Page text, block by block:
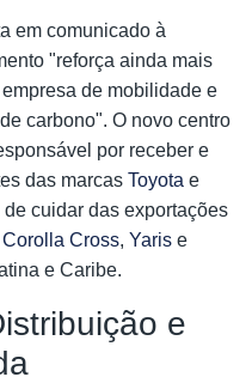
em comunicado à
"reforça ainda mais
de mobilidade e
carbono". O novo centro
por receber e
das marcas Toyota e
cuidar das exportações
Corolla Cross, Yaris e
e Caribe.
e